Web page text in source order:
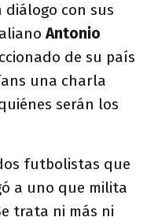
con sus
Antonio
de su país
una charla
serán los
futbolistas que
a uno que milita
trata ni más ni